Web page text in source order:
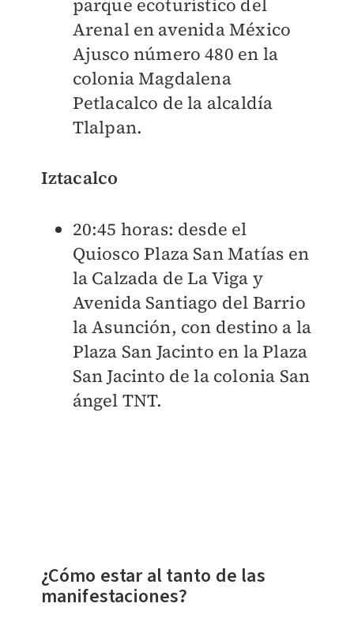
Arenal en avenida México
Ajusco número 480 en la
colonia Magdalena
Petlacalco de la alcaldía
Tlalpan.
Iztacalco
20:45 horas: desde el
Quiosco Plaza San Matías en
la Calzada de La Viga y
Avenida Santiago del Barrio
la Asunción, con destino a la
Plaza San Jacinto en la Plaza
San Jacinto de la colonia San
ángel TNT.
¿Cómo estar al tanto de las
manifestaciones?